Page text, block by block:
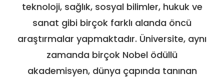
teknoloji, sağlık, sosyal bilimler, hukuk ve
sanat gibi birçok farklı alanda öncü
araştırmalar yapmaktadır. Üniversite, aynı
zamanda birçok Nobel ödüllü
akademisyen, dünya çapında tanınan